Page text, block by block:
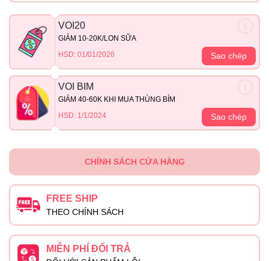
VOI20
GIẢM 10-20K/LON SỮA
HSD: 01/01/2026
Sao chép
VOI BIM
GIẢM 40-60K KHI MUA THÙNG BỈM
HSD: 1/1/2024
Sao chép
CHÍNH SÁCH CỬA HÀNG
FREE SHIP
THEO CHÍNH SÁCH
MIỄN PHÍ ĐỔI TRẢ